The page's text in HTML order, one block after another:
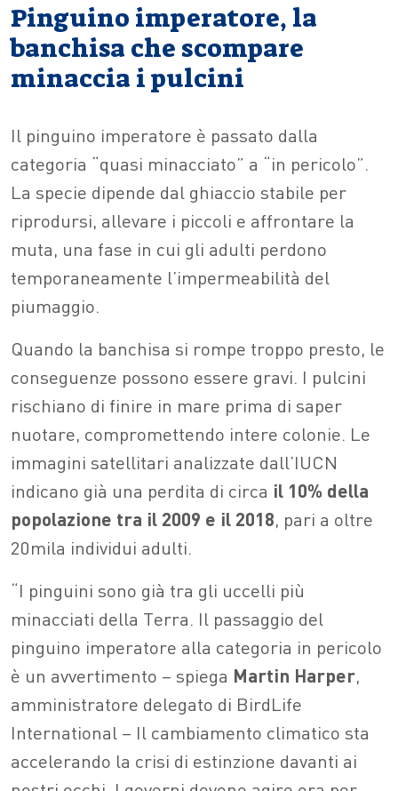
Pinguino imperatore, la
banchisa che scompare
minaccia i pulcini
Il pinguino imperatore è passato dalla
categoria “quasi minacciato” a “in pericolo”.
La specie dipende dal ghiaccio stabile per
riprodursi, allevare i piccoli e affrontare la
muta, una fase in cui gli adulti perdono
temporaneamente l’impermeabilità del
piumaggio.
Quando la banchisa si rompe troppo presto, le
conseguenze possono essere gravi. I pulcini
rischiano di finire in mare prima di saper
nuotare, compromettendo intere colonie. Le
immagini satellitari analizzate dall’IUCN
indicano già una perdita di circa il 10% della
popolazione tra il 2009 e il 2018, pari a oltre
20mila individui adulti.
“I pinguini sono già tra gli uccelli più
minacciati della Terra. Il passaggio del
pinguino imperatore alla categoria in pericolo
è un avvertimento – spiega Martin Harper,
amministratore delegato di BirdLife
International – Il cambiamento climatico sta
accelerando la crisi di estinzione davanti ai